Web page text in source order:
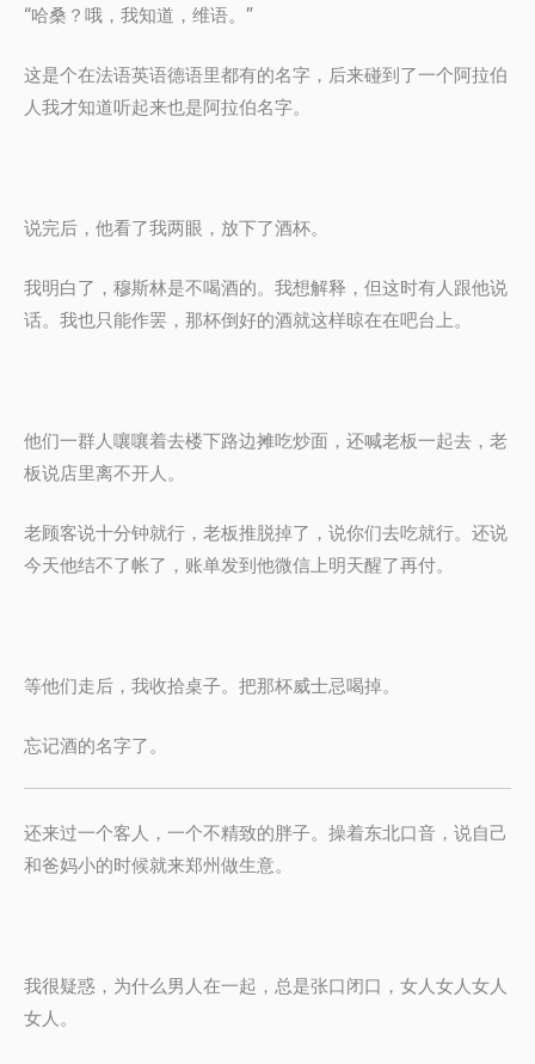
“哈桑？哦，我知道，维语。”
这是个在法语英语德语里都有的名字，后来碰到了一个阿拉伯
人我才知道听起来也是阿拉伯名字。
说完后，他看了我两眼，放下了酒杯。
我明白了，穆斯林是不喝酒的。我想解释，但这时有人跟他说
话。我也只能作罢，那杯倒好的酒就这样晾在在吧台上。
他们一群人嚷嚷着去楼下路边摊吃炒面，还喊老板一起去，老
板说店里离不开人。
老顾客说十分钟就行，老板推脱掉了，说你们去吃就行。还说
今天他结不了帐了，账单发到他微信上明天醒了再付。
等他们走后，我收拾桌子。把那杯威士忌喝掉。
忘记酒的名字了。
还来过一个客人，一个不精致的胖子。操着东北口音，说自己
和爸妈小的时候就来郑州做生意。
我很疑惑，为什么男人在一起，总是张口闭口，女人女人女人
女人。